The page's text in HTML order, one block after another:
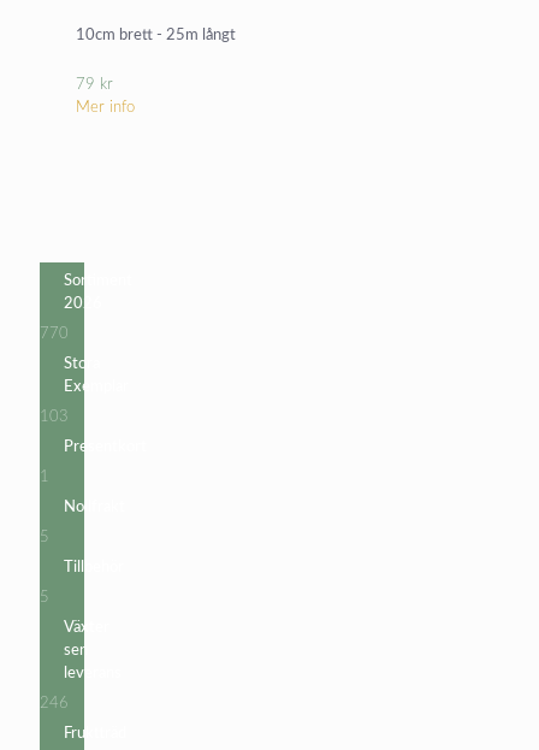
10cm brett - 25m långt
79 kr
Mer info
Sortiment
2026
770
produkter
Stora
Exemplar
103
produkter
Presentkort
1
produkt
Nollfrakt
5
produkter
Tillbehör
5
produkter
Växter
sen
leverans
246
produkter
Fruktträd